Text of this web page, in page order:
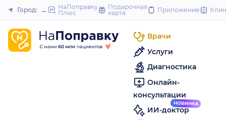
to
Закрыть
Город: Новочеркасск
НаПоправку
Плюс
Подарочная
карта
Приложение
Врачи
Услуги
Диагностика
Онлайн-
консультации
ИИ-доктор